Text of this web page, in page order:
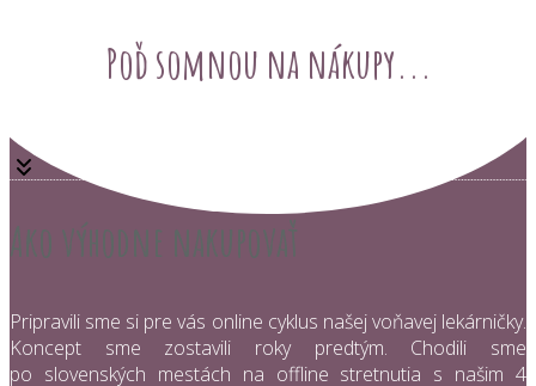
Poď somnou na nákupy...
Ako výhodne nakupovať
Pripravili sme si pre vás online cyklus našej voňavej lekárničky.
Koncept sme zostavili roky predtým. Chodili sme
po slovenských mestách na offline stretnutia s našim 4